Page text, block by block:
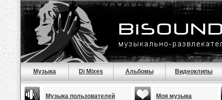
Музыка Dj Mixes Альбомы Видеоклипы
Музыка пользователей Моя музыка